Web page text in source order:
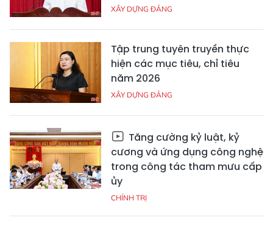
XÂY DỰNG ĐẢNG
Tập trung tuyên truyền thực
hiện các mục tiêu, chỉ tiêu
năm 2026
XÂY DỰNG ĐẢNG
Tăng cường kỷ luật, kỷ
cương và ứng dụng công nghệ
trong công tác tham mưu cấp
ủy
CHÍNH TRỊ